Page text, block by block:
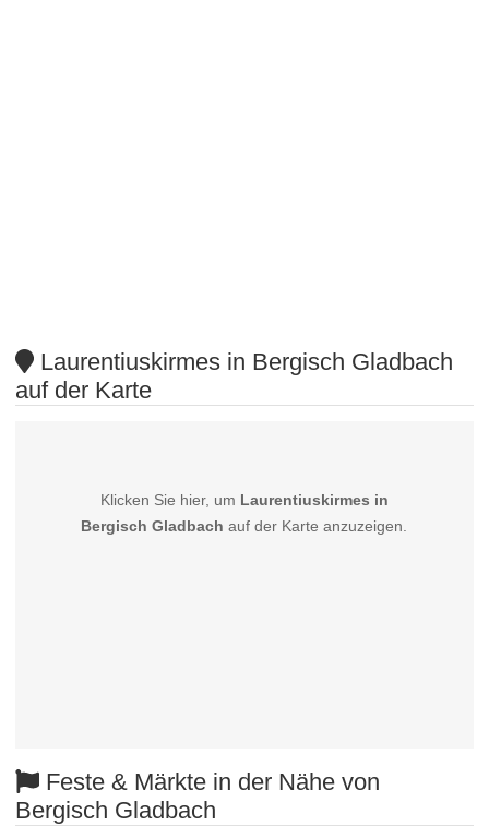
Laurentiuskirmes in Bergisch Gladbach
auf der Karte
Klicken Sie hier, um Laurentiuskirmes in
Bergisch Gladbach auf der Karte anzuzeigen.
Feste & Märkte in der Nähe von
Bergisch Gladbach